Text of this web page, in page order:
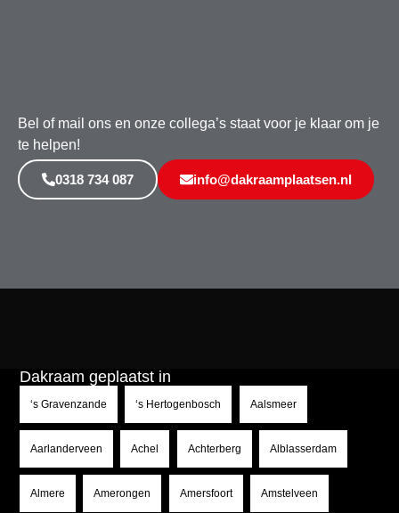
Bel of mail ons en onze collega’s staat voor je klaar om je
te helpen!
0318 734 087 info@dakraamplaatsen.nl
Dakraam geplaatst in
‘s Gravenzande ‘s Hertogenbosch Aalsmeer
Aarlanderveen Achel Achterberg Alblasserdam
Almere Amerongen Amersfoort Amstelveen